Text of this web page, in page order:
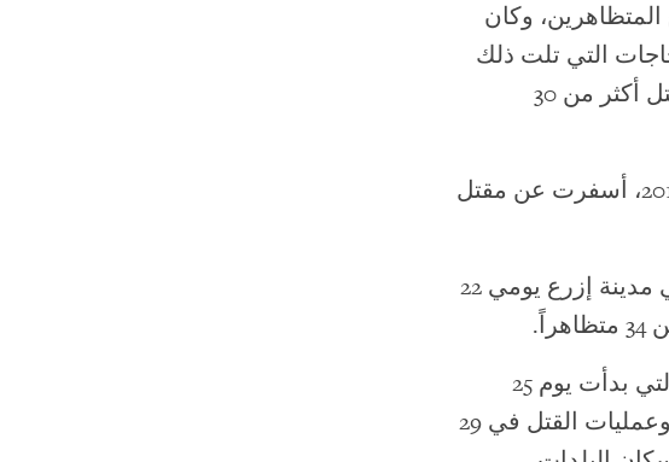
وكان
التي تلت ذلك
من 23 إلى 25 مارس/آذار، 2011، التي أسفرت عن مقتل أكثر من 30
عمليات القتل خلال مظاهرتين في 8 أبريل/نيسان، 2011، أسفرت عن مقتل
عمليات القتل التي تمت خلال المظاهرة والجنازة في مدينة إزرع يومي 22
عمليات قتل أثناء حصار درعا والقرى المجاورة لها (التي بدأت يوم 25
أبريل/نيسان والجارية حتى الآن في بعض البلدات)، وعمليات القتل في 29